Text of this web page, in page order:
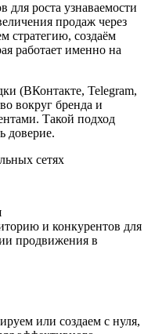
роста узнаваемости
продаж через
стратегию, создаём
работает именно на
(ВКонтакте, Telegram,
вокруг бренда и
Такой подход
доверие.
сетях
и конкурентов для
продвижения в
или создаем с нуля,